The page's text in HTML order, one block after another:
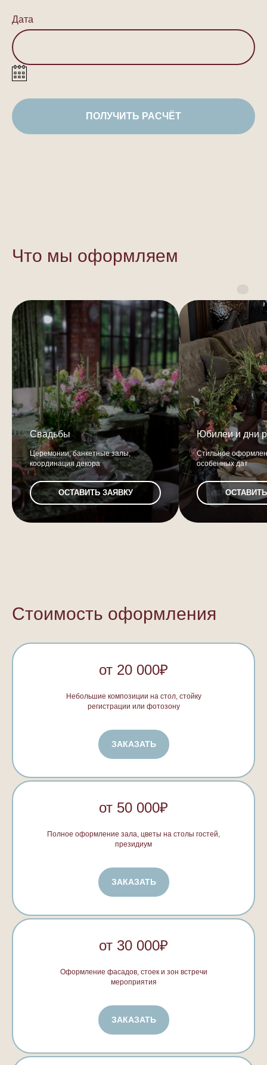
Дата
ПОЛУЧИТЬ РАСЧЁТ
Что мы оформляем
Свадьбы
Церемонии, банкетные залы,
координация декора
ОСТАВИТЬ ЗАЯВКУ
Юбилеи и дни
Стильное
особенных дат
Стоимость оформления
от 20 000₽
Небольшие композиции на стол, стойку
регистрации или фотозону
ЗАКАЗАТЬ
от 50 000₽
Полное оформление зала, цветы на столы гостей,
президиум
ЗАКАЗАТЬ
от 30 000₽
Оформление фасадов, стоек и зон встречи
мероприятия
ЗАКАЗАТЬ